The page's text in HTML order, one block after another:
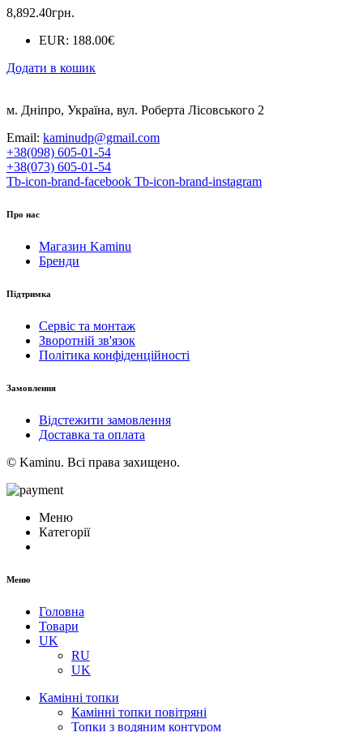
8,892.40грн.
EUR: 188.00€
Додати в кошик
м. Дніпро, Україна, вул. Роберта Лісовського 2
Email: kaminudp@gmail.com
+38(098) 605-01-54
+38(073) 605-01-54
Tb-icon-brand-facebook Tb-icon-brand-instagram
Про нас
Магазин Kaminu
Бренди
Підтримка
Сервіс та монтаж
Зворотній зв'язок
Політика конфіденційності
Замовлення
Відстежити замовлення
Доставка та оплата
© Kaminu. Всі права захищено.
Меню
Категорії
Меню
Головна
Товари
UK
RU
UK
Камінні топки
Камінні топки повітряні
Топки з водяним контуром